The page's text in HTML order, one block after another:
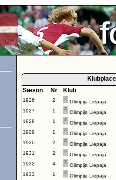
Sæson
Nr Klub
1926 2
Olimpija Liepaja
1927
1
Olimpija Liepaja
1928
1
Olimpija Liepaja
1929
1
Olimpija Liepaja
1930
2
Olimpija Liepaja
1931
2
Olimpija Liepaja
1932
4
Olimpija Liepaja
1933
1
Olimpija Liepaja